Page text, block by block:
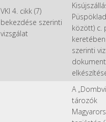
VKI 4. cikk (7)
bekezdése szerinti
vizsgálat
között) c.
keretében
szerinti
A
tározók